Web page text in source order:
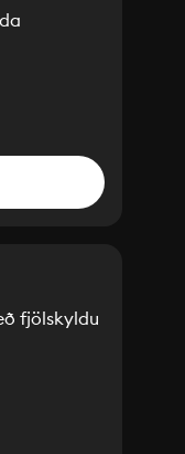
fjölskyldu